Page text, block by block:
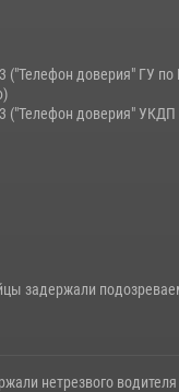
("Телефон доверия" ГУ
("Телефон доверия" УКДП
задержали
нетрезвого